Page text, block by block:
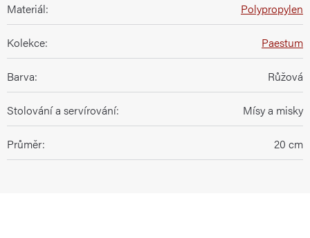
Materiál: Polypropylen
Kolekce: Paestum
Barva: Růžová
Stolování a servírování: Mísy a misky
Průměr: 20 cm